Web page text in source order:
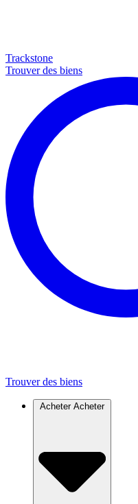
Trackstone
Trouver des biens
Trouver des biens
Acheter Acheter